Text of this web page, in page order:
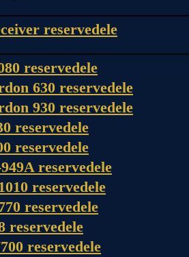
reservedele
reservedele
630 reservedele
930 reservedele
reservedele
reservedele
reservedele
reservedele
reservedele
reservedele
reservedele